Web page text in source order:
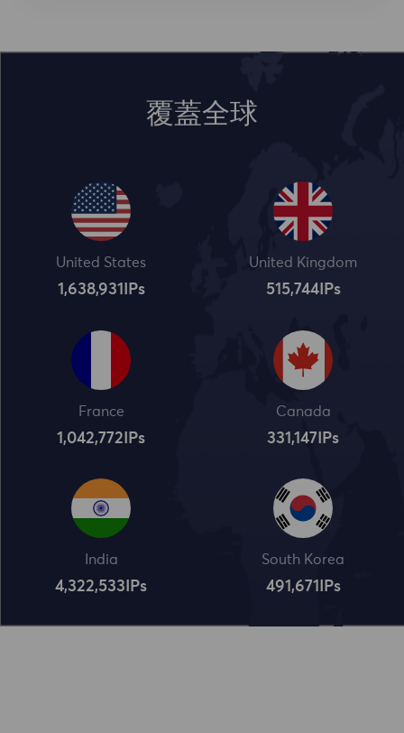
覆蓋全球
United States
1,638,932 IPs
United Kingdom
515,745IPs
France
1,042,773 IPs
Canada
331,148 IPs
India
4,322,534 IPs
South Korea
491,672 IPs